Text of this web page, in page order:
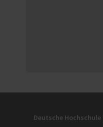
Deutsche